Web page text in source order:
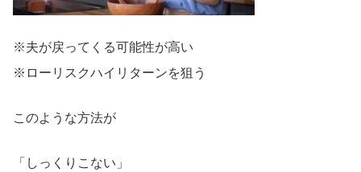
※夫が戻ってくる可能性が高い
※ローリスクハイリターンを狙う
このような方法が
「しっくりこない」